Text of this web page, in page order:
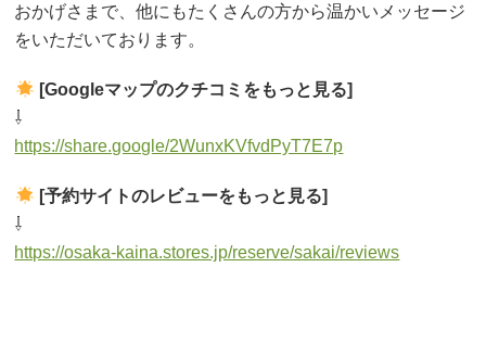
おかげさまで、他にもたくさんの方から温かいメッセージ
をいただいております。
[Googleマップのクチコミをもっと見る]
⇩
https://share.google/2WunxKVfvdPyT7E7p
[予約サイトのレビューをもっと見る]
⇩
https://osaka-kaina.stores.jp/reserve/sakai/reviews